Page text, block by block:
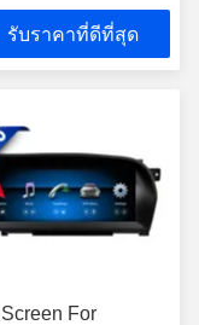
NTG3.5))
Multimedia Player
รับราคาที่ดีที่สุด
For